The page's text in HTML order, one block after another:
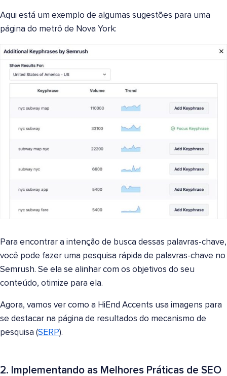
Aqui está um exemplo de algumas sugestões para uma
página do metrô de Nova York:
Para encontrar a intenção de busca dessas palavras-chave,
você pode fazer uma pesquisa rápida de palavras-chave no
Semrush. Se ela se alinhar com os objetivos do seu
conteúdo, otimize para ela.
Agora, vamos ver como a HiEnd Accents usa imagens para
se destacar na página de resultados do mecanismo de
pesquisa (SERP).
2. Implementando as Melhores Práticas de SEO